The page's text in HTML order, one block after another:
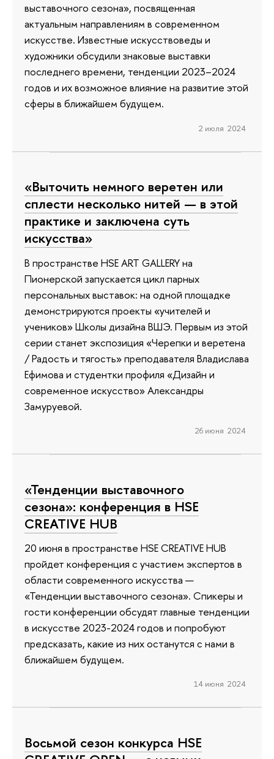
выставочного сезона», посвященная
актуальным направлениям в современном
искусстве. Известные искусствоведы и
художники обсудили знаковые выставки
последнего времени, тенденции 2023–2024
годов и их возможное влияние на развитие этой
сферы в ближайшем будущем.
2 июля 2024
«Выточить немного веретен или
сплести несколько нитей — в этой
практике и заключена суть
искусства»
В пространстве HSE ART GALLERY на
Пионерской запускается цикл парных
персональных выставок: на одной площадке
демонстрируются проекты «учителей и
учеников» Школы дизайна ВШЭ. Первым из этой
серии станет экспозиция «Черепки и веретена
/ Радость и тягость» преподавателя Владислава
Ефимова и студентки профиля «Дизайн и
современное искусство» Александры
Замуруевой.
26 июня 2024
«Тенденции выставочного
сезона»: конференция в HSE
CREATIVE HUB
20 июня в пространстве HSE CREATIVE HUB
пройдет конференция с участием экспертов в
области современного искусства —
«Тенденции выставочного сезона». Спикеры и
гости конференции обсудят главные тенденции
в искусстве 2023-2024 годов и попробуют
предсказать, какие из них останутся с нами в
ближайшем будущем.
14 июня 2024
Восьмой сезон конкурса HSE